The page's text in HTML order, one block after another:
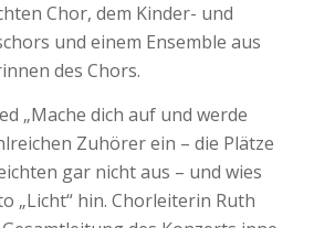
Chor, dem Kinder- und
und einem Ensemble aus
des Chors.
„Mache dich auf und werde
Zuhörer ein – die Plätze
gar nicht aus – und wies
„Licht“ hin. Chorleiterin Ruth